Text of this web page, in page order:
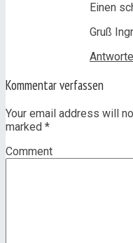
Einen
Gruß
Kommentar verfassen
Your email address will
marked *
Comment